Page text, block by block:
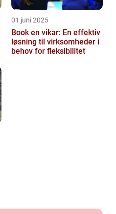
01 juni 2025
Book en vikar: En effektiv
løsning til virksomheder i
behov for fleksibilitet